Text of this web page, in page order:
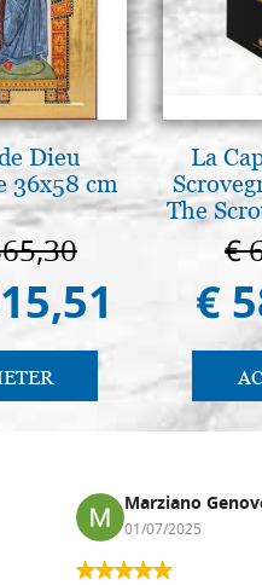
Dieu
36x58 cm
La
The
in
€
€
Marziano
01/07/2025